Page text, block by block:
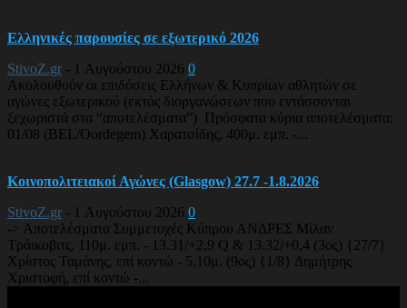
Ελληνικές παρουσίες σε εξωτερικό 2026
StivoZ.gr - 1 Αυγούστου 2026 0
Ακολουθούν οι επιδόσεις Ελλήνων & Κυπρίων αθλητών σε
αγώνες εξωτερικού (εκτός διοργανώσεων που εντάσσονται
ξεχωριστά στα “αποτελέσματα”) Πρόσφατα κύρια αποτελέσματα:
01/08 (BEL/Oordegem) Χαρατσίδης, 400μ. εμπ. -...
Κοινοπολιτειακοί Αγώνες (Glasgow) 27.7 -1.8.2026
StivoZ.gr - 1 Αυγούστου 2026 0
-> Αποτελέσματα Συμμετοχές Κύπρου ΑΝΔΡΕΣ Μίλαν
Τράικοβιτς, 110μ. εμπ. - 13.31/+2,9 Q & 13.32/+0,4 (3ος) {27/7}
Χρίστος Ταμάνης, επί κοντώ - 5,10μ. (9ος) {1/8} Δημήτρης
Χριστοφή, επί κοντώ -...